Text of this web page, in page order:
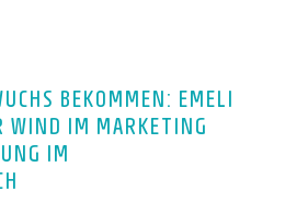
BEKOMMEN: EMELI
WIND IM MARKETING
IM